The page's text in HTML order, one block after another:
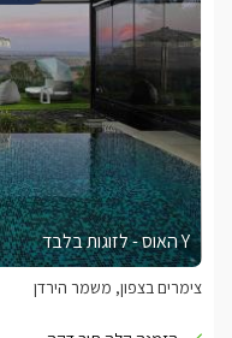
Y האוס - לזוגות בלבד
צימרים בצפון, משמר הירדן